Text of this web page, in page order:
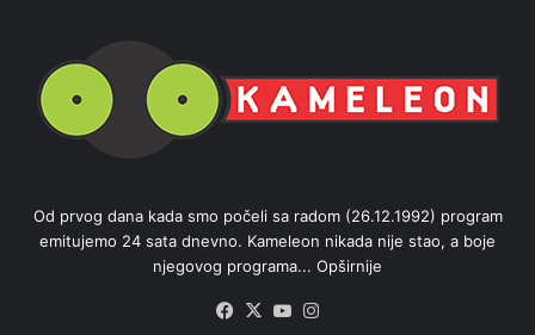
Od prvog dana kada smo počeli sa radom (26.12.1992) program
emitujemo 24 sata dnevno. Kameleon nikada nije stao, a boje
njegovog programa... Opširnije
Facebook
X YouTube